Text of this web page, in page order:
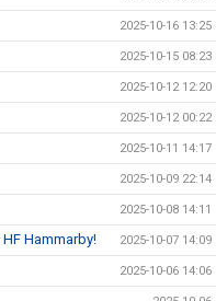
2025-10-16 13:25
2025-10-15 08:23
2025-10-12 12:20
2025-10-12 00:22
2025-10-11 14:17
2025-10-09 22:14
2025-10-08 14:11
Hammarby! 2025-10-07 14:09
2025-10-06 14:06